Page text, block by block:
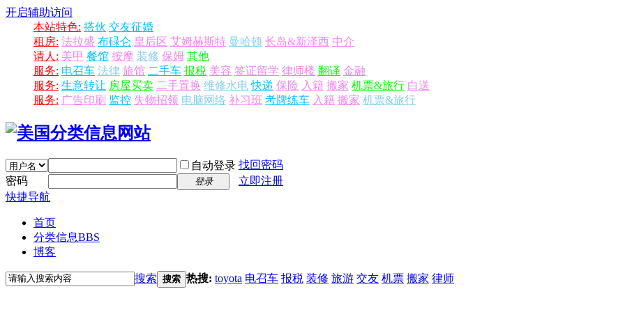
开启辅助访问
本站特色: 搭伙 交友征婚
租房: 法拉盛 布碌仑 皇后区 艾姆赫斯特 曼哈顿 长岛&新泽西 中介
请人: 美甲 餐馆 按摩 装修 保姆 其他
服务: 电召车 法律 旅馆 二手车 报税 美容 签证留学 律师楼 翻译 金融
服务: 生意转让 房屋买卖 二手置换 维修水电 快递 保险 入籍 搬家 机票&旅行 白送
服务: 广告印刷 监控 失物招领 电脑网络 补习班 考牌练车 入籍 搬家 机票&旅行
自动登录 找回密码
密码
登录
立即注册
快捷导航
首页
分类信息BBS
博客
搜索 搜索 热搜: toyota 电召车 报税 装修 旅游 交友 机票 搬家 律师